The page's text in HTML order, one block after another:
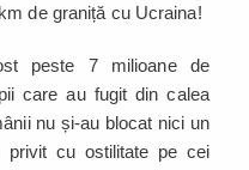
de graniță cu Ucraina!
peste 7 milioane de
care au fugit din calea
nu și-au blocat nici un
privit cu ostilitate pe cei